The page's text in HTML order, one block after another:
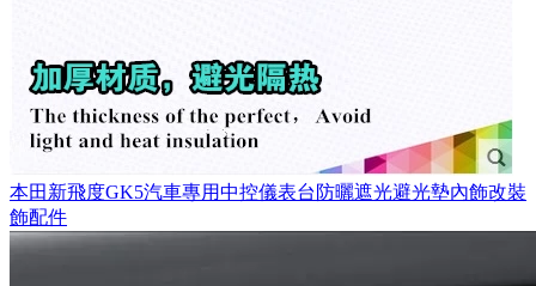
本田新飛度GK5汽車專用中控儀表台防曬遮光避光墊內飾改裝
飾配件